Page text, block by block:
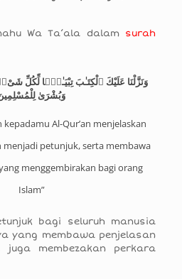
Wa Ta’ala dalam surah
وَنَزَّلْنَا عَلَيْكَ ٱلْكِتَـٰبَ تِبْيَـٰنًۭا
وَبُشْرَىٰ
Al-Qur’an menjelaskan
menjadi petunjuk, serta membawa
menggembirakan bagi orang
Islam”
bagi seluruh manusia
yang membawa penjelasan
membezakan perkara